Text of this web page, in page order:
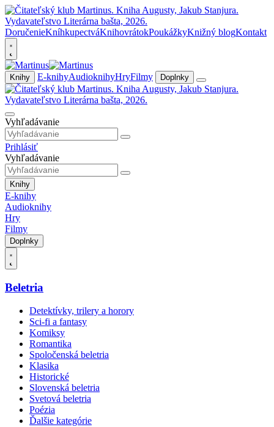
DoručenieKníhkupectváKnihovrátokPoukážkyKnižný blogKontakt
Knihy E-knihyAudioknihyHryFilmy Doplnky
Vyhľadávanie
Prihlásiť
Vyhľadávanie
Knihy
E-knihy
Audioknihy
Hry
Filmy
Doplnky
Beletria
Detektívky, trilery a horory
Sci-fi a fantasy
Komiksy
Romantika
Spoločenská beletria
Klasika
Historické
Slovenská beletria
Svetová beletria
Poézia
Ďalšie kategórie